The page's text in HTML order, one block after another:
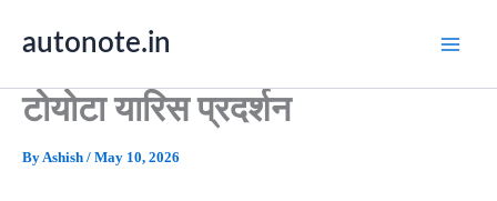
autonote.in
टोयोटा यारिस प्रदर्शन
ByAshish / May 10, 2026